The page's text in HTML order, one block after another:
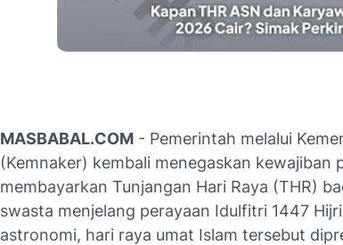
MASBABAL.COM - Pemerintah melalui
(Kemnaker) kembali menegaskan kewajiban
membayarkan Tunjangan Hari Raya (THR)
swasta menjelang perayaan Idulfitri 1447
astronomi, hari raya umat Islam tersebut